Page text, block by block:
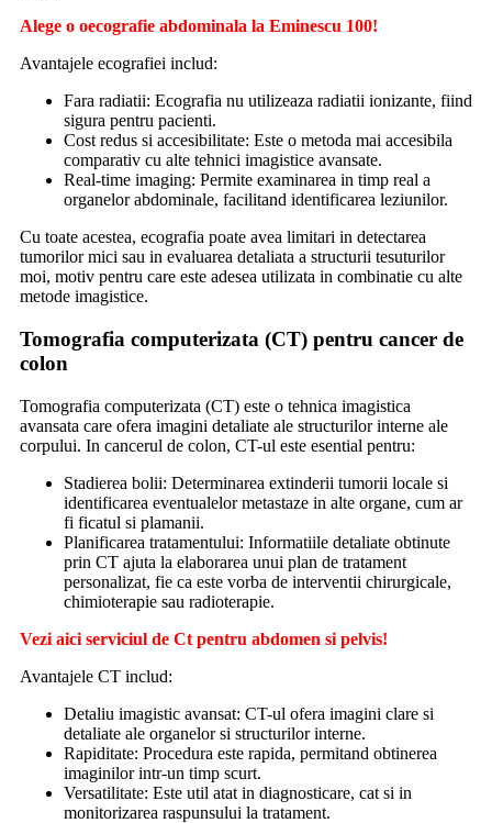
Alege o oecografie abdominala la Eminescu 100!
Avantajele ecografiei includ:
Fara radiatii: Ecografia nu utilizeaza radiatii ionizante, fiind
sigura pentru pacienti.
Cost redus si accesibilitate: Este o metoda mai accesibila
comparativ cu alte tehnici imagistice avansate.
Real-time imaging: Permite examinarea in timp real a
organelor abdominale, facilitand identificarea leziunilor.
Cu toate acestea, ecografia poate avea limitari in detectarea
tumorilor mici sau in evaluarea detaliata a structurii tesuturilor
moi, motiv pentru care este adesea utilizata in combinatie cu alte
metode imagistice.
Tomografia computerizata (CT) pentru cancer de
colon
Tomografia computerizata (CT) este o tehnica imagistica
avansata care ofera imagini detaliate ale structurilor interne ale
corpului. In cancerul de colon, CT-ul este esential pentru:
Stadierea bolii: Determinarea extinderii tumorii locale si
identificarea eventualelor metastaze in alte organe, cum ar
fi ficatul si plamanii.
Planificarea tratamentului: Informatiile detaliate obtinute
prin CT ajuta la elaborarea unui plan de tratament
personalizat, fie ca este vorba de interventii chirurgicale,
chimioterapie sau radioterapie.
Vezi aici serviciul de Ct pentru abdomen si pelvis!
Avantajele CT includ:
Detaliu imagistic avansat: CT-ul ofera imagini clare si
detaliate ale organelor si structurilor interne.
Rapiditate: Procedura este rapida, permitand obtinerea
imaginilor intr-un timp scurt.
Versatilitate: Este util atat in diagnosticare, cat si in
monitorizarea raspunsului la tratament.